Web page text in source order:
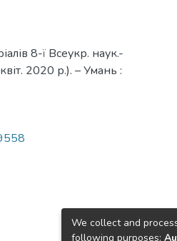
8-ї Всеукр. наук.-
2020 р.). – Умань :
We collect and
following purposes: